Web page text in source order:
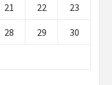
21 22 23
28 29 30